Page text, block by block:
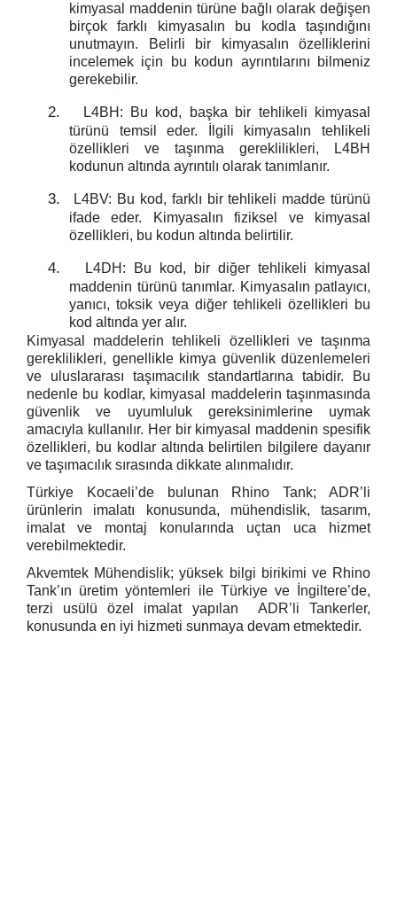
kimyasal maddenin türüne bağlı olarak değişen
birçok farklı kimyasalın bu kodla taşındığını
unutmayın. Belirli bir kimyasalın özelliklerini
incelemek için bu kodun ayrıntılarını bilmeniz
gerekebilir.
2.
L4BH: Bu kod, başka bir tehlikeli kimyasal
türünü temsil eder. İlgili kimyasalın tehlikeli
özellikleri ve taşınma gereklilikleri, L4BH
kodunun altında ayrıntılı olarak tanımlanır.
3.
L4BV: Bu kod, farklı bir tehlikeli madde türünü
ifade eder. Kimyasalın fiziksel ve kimyasal
özellikleri, bu kodun altında belirtilir.
4.
L4DH: Bu kod, bir diğer tehlikeli kimyasal
maddenin türünü tanımlar. Kimyasalın patlayıcı,
yanıcı, toksik veya diğer tehlikeli özellikleri bu
kod altında yer alır.
Kimyasal maddelerin tehlikeli özellikleri ve taşınma
gereklilikleri, genellikle kimya güvenlik düzenlemeleri
ve uluslararası taşımacılık standartlarına tabidir. Bu
nedenle bu kodlar, kimyasal maddelerin taşınmasında
güvenlik ve uyumluluk gereksinimlerine uymak
amacıyla kullanılır. Her bir kimyasal maddenin spesifik
özellikleri, bu kodlar altında belirtilen bilgilere dayanır
ve taşımacılık sırasında dikkate alınmalıdır.
Türkiye Kocaeli’de bulunan Rhino Tank; ADR’li
ürünlerin imalatı konusunda, mühendislik, tasarım,
imalat ve montaj konularında uçtan uca hizmet
verebilmektedir.
Akvemtek Mühendislik; yüksek bilgi birikimi ve Rhino
Tank’ın üretim yöntemleri ile Türkiye ve İngiltere’de,
terzi usülü özel imalat yapılan ADR’li Tankerler,
konusunda en iyi hizmeti sunmaya devam etmektedir.